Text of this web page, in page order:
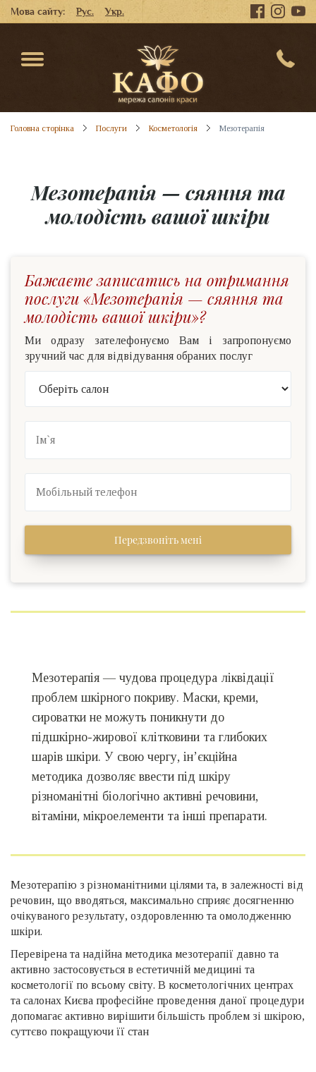
Мова сайту: Рус. Укр.
Головна сторінка Послуги Косметологія Мезотерапія
Мезотерапія — сяяння та
молодість вашої шкіри
Бажаєте записатись на отримання
послуги «Мезотерапія — сяяння та
молодість вашої шкіри»?
Ми одразу зателефонуємо Вам і запропонуємо
зручний час для відвідування обраних послуг
Передзвоніть мені
Мезотерапія — чудова процедура ліквідації
проблем шкірного покриву. Маски, креми,
сироватки не можуть поникнути до
підшкірно-жирової клітковини та глибоких
шарів шкіри. У свою чергу, ін’єкційна
методика дозволяє ввести під шкіру
різноманітні біологічно активні речовини,
вітаміни, мікроелементи та інші препарати.
Мезотерапію з різноманітними цілями та, в залежності від
речовин, що вводяться, максимально сприяє досягненню
очікуваного результату, оздоровленню та омолодженню
шкіри.
Перевірена та надійна методика мезотерапії давно та
активно застосовується в естетичній медицині та
косметології по всьому світу. В косметологічних центрах
та салонах Києва професійне проведення даної процедури
допомагає активно вирішити більшість проблем зі шкірою,
суттєво покращуючи її стан